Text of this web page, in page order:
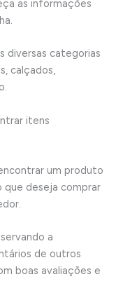
as informações
diversas categorias
calçados,
itens
um produto
que deseja comprar
a
de outros
boas avaliações e